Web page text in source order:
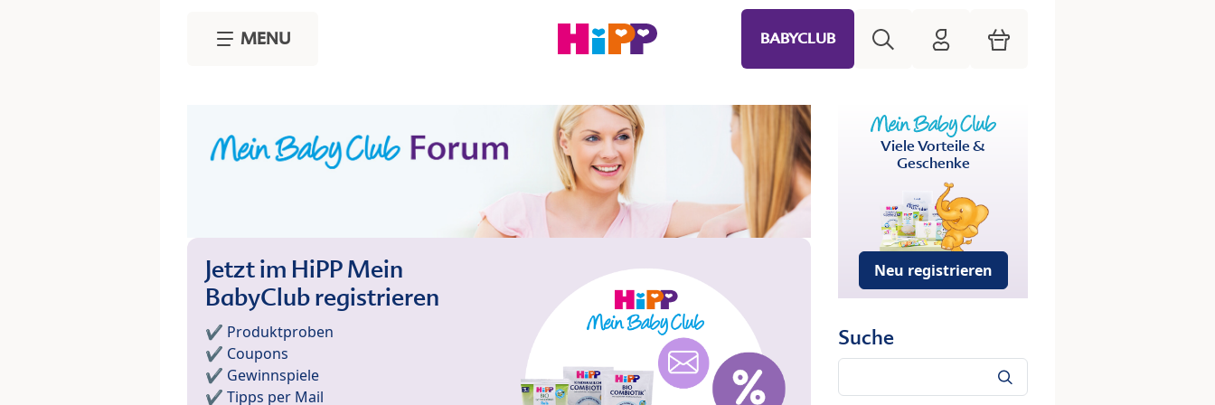
MENU BABYCLUB HiPP Mein Babyclub
Warenkorb
Jetzt im HiPP Mein
BabyClub registrieren
✔️ Produktproben
✔️ Coupons
✔️ Gewinnspiele
✔️ Tipps per Mail
Viele Vorteile &
Geschenke
Neu registrieren
Suche